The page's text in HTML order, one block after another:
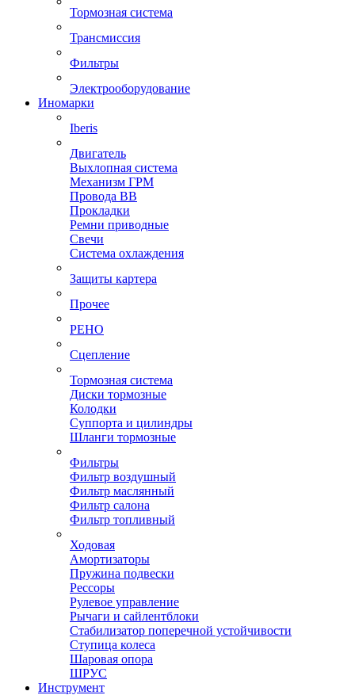
Тормозная система
Трансмиссия
Фильтры
Электрооборудование
Иномарки
Iberis
Двигатель
Выхлопная система
Механизм ГРМ
Провода ВВ
Прокладки
Ремни приводные
Свечи
Система охлаждения
Защиты картера
Прочее
РЕНО
Сцепление
Тормозная система
Диски тормозные
Колодки
Суппорта и цилиндры
Шланги тормозные
Фильтры
Фильтр воздушный
Фильтр маслянный
Фильтр салона
Фильтр топливный
Ходовая
Амортизаторы
Пружина подвески
Рессоры
Рулевое управление
Рычаги и сайлентблоки
Стабилизатор поперечной устойчивости
Ступица колеса
Шаровая опора
ШРУС
Инструмент